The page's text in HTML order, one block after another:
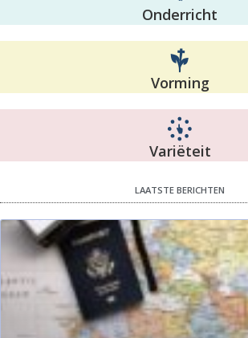
Onderricht
Vorming
Variëteit
LAATSTE BERICHTEN